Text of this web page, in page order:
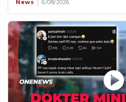
News 6/08/2026